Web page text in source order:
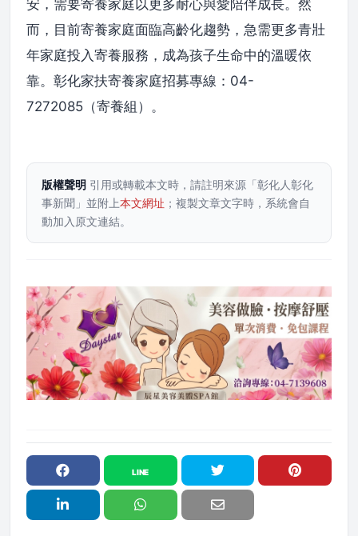
安，需要寄養家庭以更多耐心與愛陪伴成長。然
而，目前寄養家庭面臨高齡化趨勢，急需更多青壯
年家庭投入寄養服務，成為孩子生命中的溫暖依
靠。彰化家扶寄養家庭招募專線：04-
7272085（寄養組）。
版權聲明 引用或轉載本文時，請註明來源「彰化人彰化
事新聞」並附上本文網址 ；複製文章文字時，系統會自
動加入原文連結。